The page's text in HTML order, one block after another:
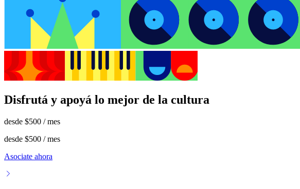
Disfrutá y apoyá lo mejor de la cultura
desde $500 / mes
desde $500 / mes
Asociate ahora